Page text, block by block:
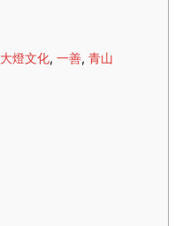
大燈文化, 一善, 青山